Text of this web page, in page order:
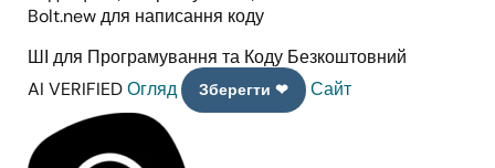
Bolt.new для написання коду
ШІ для Програмування та Коду Безкоштовний
AI VERIFIEDОгляд Зберегти ❤ Сайт